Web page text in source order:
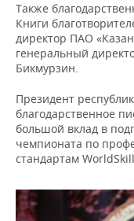
ХОККЕЙ С МЯЧОМ
ПРОИСШЕСТВИЯ
Также
Книги
директор ПАО
генеральный
Бикмурзин.
Президент
благодарственное
большой вклад в
чемпионата по
стандартам